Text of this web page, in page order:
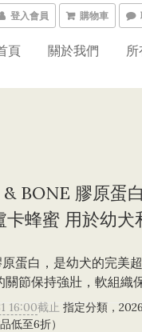
登入會員 購物車
頁 關於我們 所
BONE 膠原蛋
卡蜂蜜 用於幼犬
蛋白，是幼犬的完美
關節保持強壯，軟組織
16:00截止 指定分類，
低至6折）